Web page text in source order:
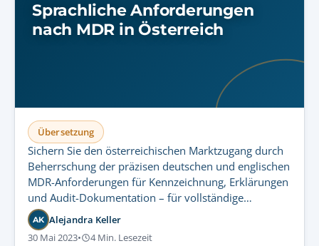
Sprachliche Anforderungen
nach MDR in Österreich
Übersetzung
Sichern Sie den österreichischen Marktzugang durch
Beherrschung der präzisen deutschen und englischen
MDR-Anforderungen für Kennzeichnung, Erklärungen
und Audit-Dokumentation – für vollständige
regulatorische Compliance.
AK Alejandra Keller
30 Mai 2023• 4 Min. Lesezeit